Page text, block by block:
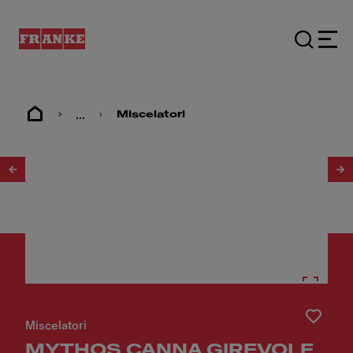
... Miscelatori
Miscelatori